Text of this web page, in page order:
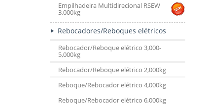
Empilhadeira Multidirecional RSEW
3,000kg
Rebocadores/Reboques elétricos
Rebocador/Reboque elétrico 3,000-
5,000kg
Rebocador/Reboque elétrico 2,000kg
Reboque/Rebocador elétrico 4,000kg
Reboque/Rebocador elétrico 6,000kg